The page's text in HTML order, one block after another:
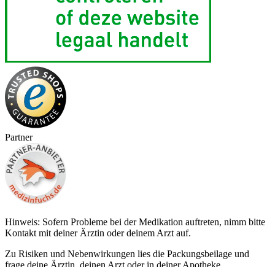
Partner
Hinweis: Sofern Probleme bei der Medikation auftreten, nimm bitte
Kontakt mit deiner Ärztin oder deinem Arzt auf.
Zu Risiken und Nebenwirkungen lies die Packungsbeilage und
frage deine Ärztin, deinen Arzt oder in deiner Apotheke.